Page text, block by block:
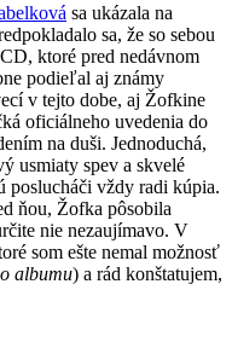
sa ukázala na
sa, že so sebou
ktoré pred nedávnom
podieľal aj známy
v tejto dobe, aj Žofkine
oficiálneho uvedenia do
na duši. Jednoduchá,
usmiaty spev a skvelé
poslucháči vždy radi kúpia.
ňou, Žofka pôsobila
nie nezaujímavo. V
som ešte nemal možnosť
albumu) a rád konštatujem,